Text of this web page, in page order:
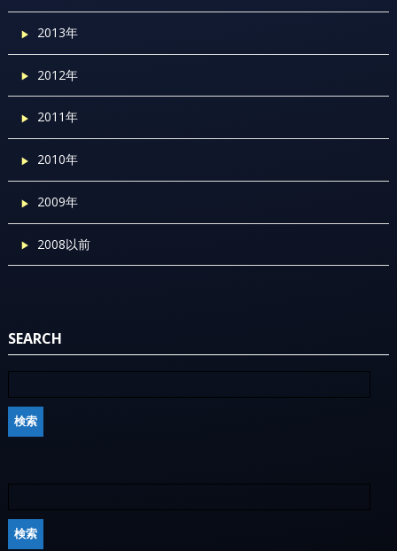
2013年
2012年
2011年
2010年
2009年
2008以前
SEARCH